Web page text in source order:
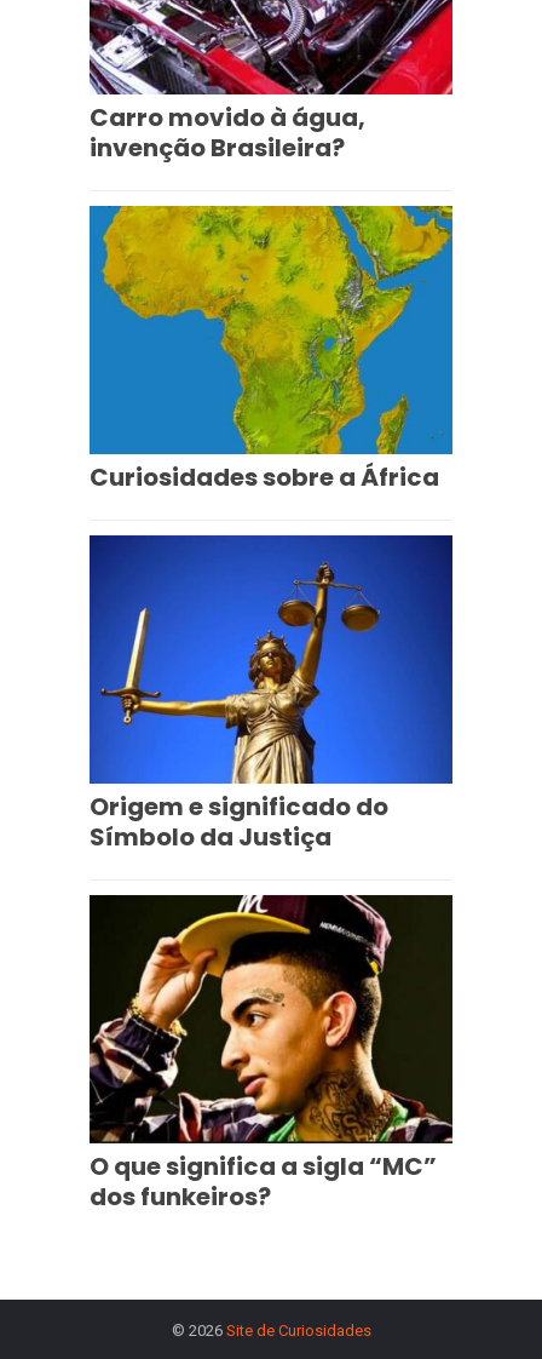
Carro movido à água,
invenção Brasileira?
Curiosidades sobre a África
Origem e significado do
Símbolo da Justiça
O que significa a sigla “MC”
dos funkeiros?
© 2026 Site de Curiosidades